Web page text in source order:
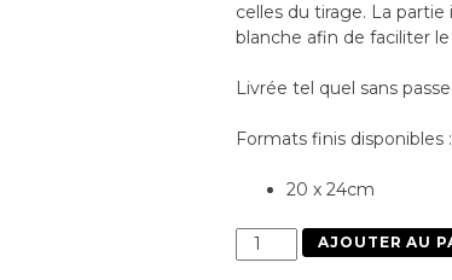
celles du tirage. La
blanche afin de faciliter
Livrée tel quel sans
Formats finis disponibles :
20 x 24cm
quantité
de
AJOUTER AU